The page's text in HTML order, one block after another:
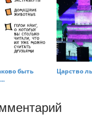
быть
Царство